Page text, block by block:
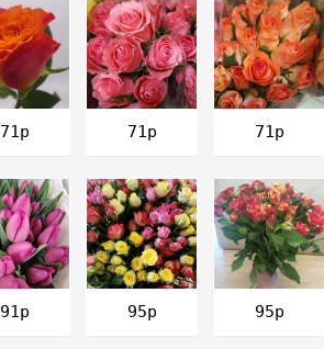
71р 71р 71р
91р 95р 95р